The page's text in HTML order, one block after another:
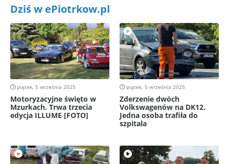
Dziś w ePiotrkow.pl
piątek, 5 września 2025
Motoryzacyjne święto w
Mzurkach. Trwa trzecia
edycja ILLUME [FOTO]
piątek, 5 września 2025
Zderzenie dwóch
Volkswagenów na DK12.
Jedna osoba trafiła do
szpitala